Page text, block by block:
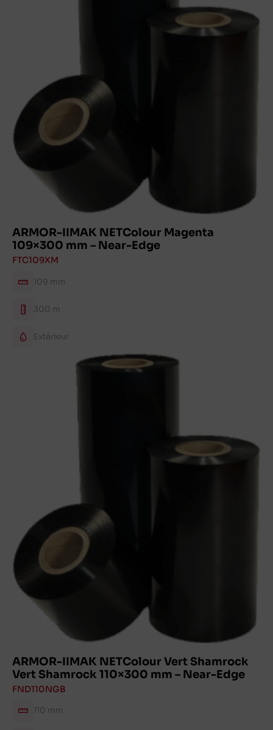
ARMOR-IIMAK NETColour Magenta
109×300 mm – Near-Edge
FTC109XM
109 mm
300 m
Extérieur
ARMOR-IIMAK NETColour Vert Shamrock
Vert Shamrock 110×300 mm – Near-Edge
FND110NGB
110 mm